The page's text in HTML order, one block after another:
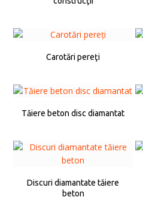
Carotări pereţi
Tăiere beton disc diamantat
Discuri diamantate tăiere
beton